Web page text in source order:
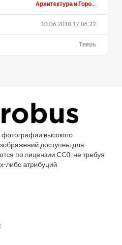
Архитектура и Горо...
10.06.2018 17:06:22
Тверь
высокого
доступны для
по лицензии CC0, не требуя
либо атрибуций